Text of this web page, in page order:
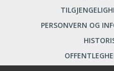
PERSONVERN OG